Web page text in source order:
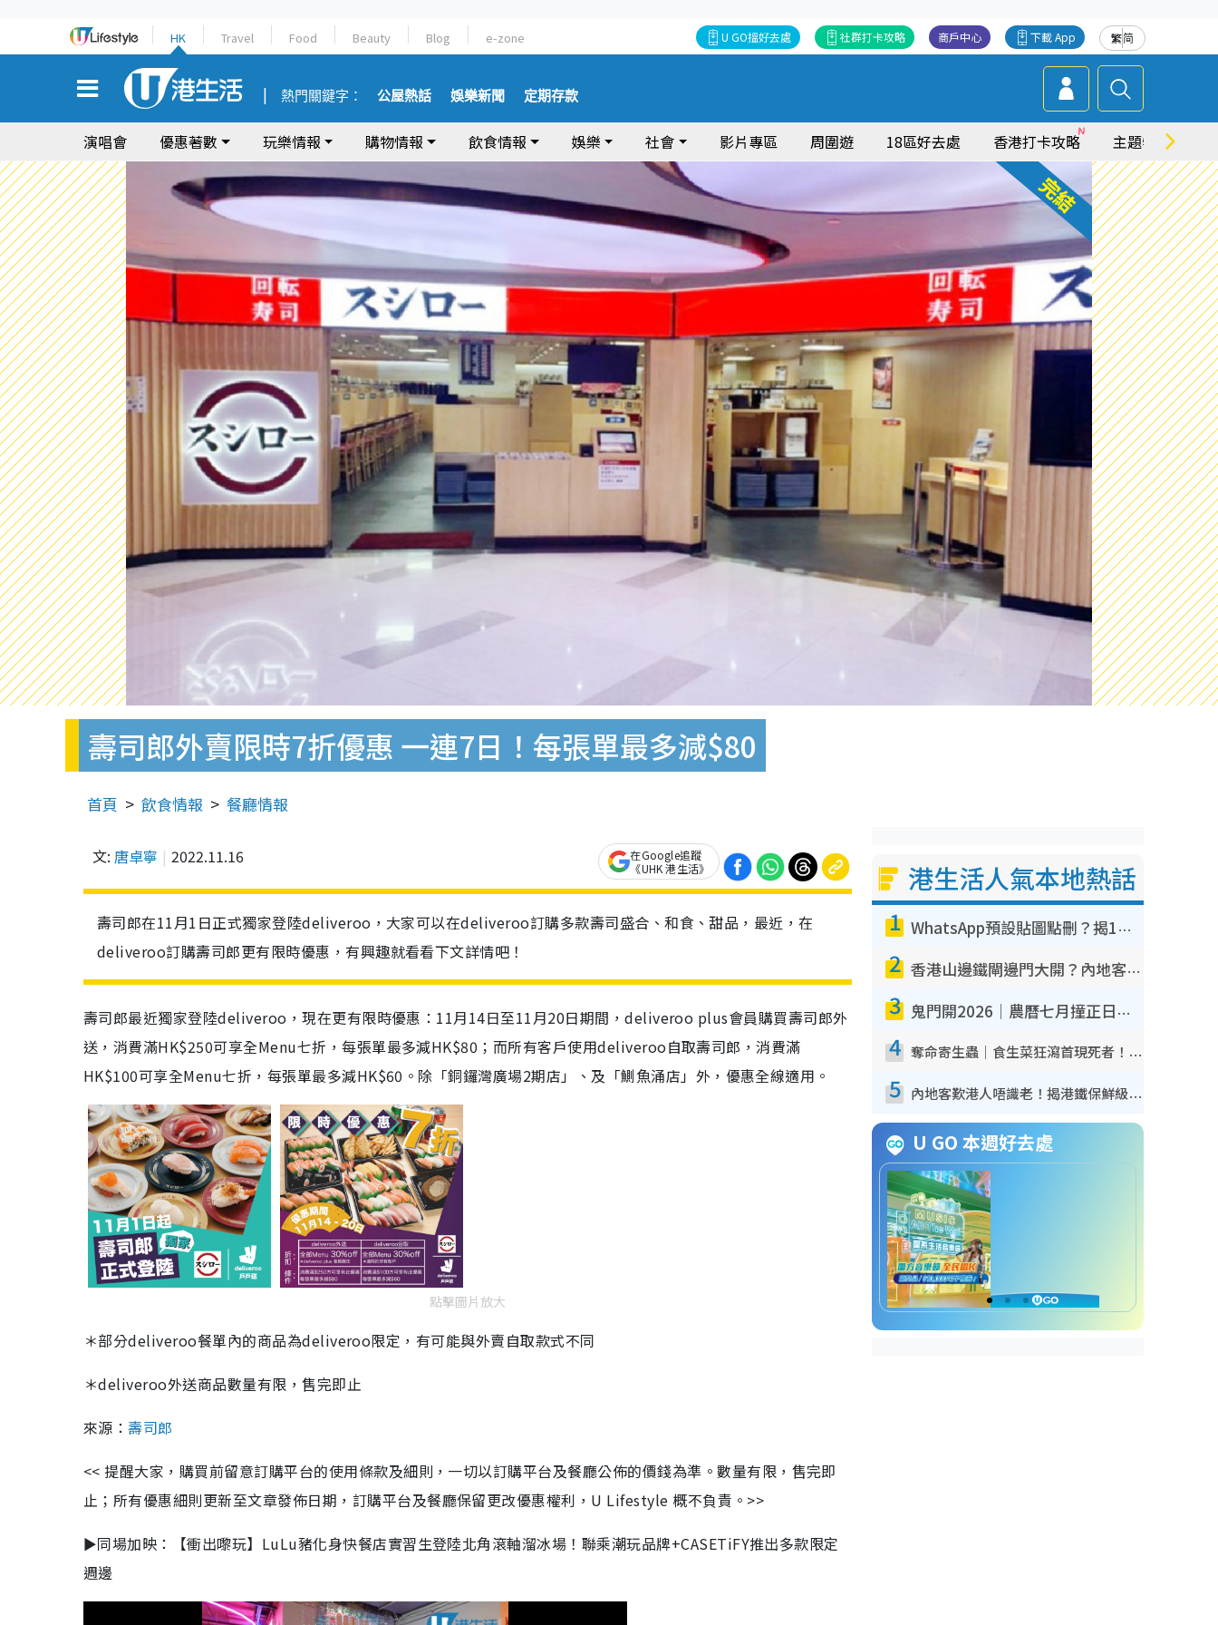
HK Travel Food Beauty Blog e-zone 繁简
下載 App
商戶中心
社群打卡攻略
U GO搵好去處
熱門關鍵字： 公屋熱話 娛樂新聞 定期存款
演唱會 優惠著數 玩樂情報 購物情報 飲食情報 娛樂 社會 影片專區 周圍遊 18區好去處 香港打卡攻略 主題特集
壽司郎外賣限時7折優惠 一連7日！每張單最多減$80
首頁 飲食情報 餐廳情報
文: 唐卓寧 2022.11.16
在Google追蹤
《UHK 港生活》
壽司郎在11月1日正式獨家登陸deliveroo，大家可以在deliveroo訂購多款壽司盛合、和食、甜品，最近，在
deliveroo訂購壽司郎更有限時優惠，有興趣就看看下文詳情吧！
壽司郎最近獨家登陸deliveroo，現在更有限時優惠：11月14日至11月20日期間，deliveroo plus會員購買壽司郎外
送，消費滿HK$250可享全Menu七折，每張單最多減HK$80；而所有客戶使用deliveroo自取壽司郎，消費滿
HK$100可享全Menu七折，每張單最多減HK$60。除「銅鑼灣廣場2期店」、及「鰂魚涌店」外，優惠全線適用。
點擊圖片放大
＊部分deliveroo餐單內的商品為deliveroo限定，有可能與外賣自取款式不同
＊deliveroo外送商品數量有限，售完即止
來源：壽司郎
<< 提醒大家，購買前留意訂購平台的使用條款及細則，一切以訂購平台及餐廳公佈的價錢為準。數量有限，售完即
止；所有優惠細則更新至文章發佈日期，訂購平台及餐廳保留更改優惠權利，U Lifestyle 概不負責。>>
►同場加映：【衝出嚟玩】LuLu豬化身快餐店實習生登陸北角滾軸溜冰場！聯乘潮玩品牌+CASETiFY推出多款限定
週邊
港生活人氣本地熱話
1 WhatsApp預設貼圖點刪？揭1招「反向操作」還原簡潔介面 附3步實測教學
2 香港山邊鐵閘邊門大開？內地客困惑意義何在！網民神回覆：呢種叫法理性防禦
3 鬼門開2026｜農曆七月撞正日全食特別邪？專家警告切忌做一事！揭4大禁忌+2招保平安
4 奪命寄生蟲｜食生菜狂瀉首現死者！疫潮惡化錄1.8萬宗病例 揭洗菜3大謬誤
5 內地客歎港人唔識老！揭港鐵保鮮級冷氣 港人求放過：咪投訴
U GO 本週好去處